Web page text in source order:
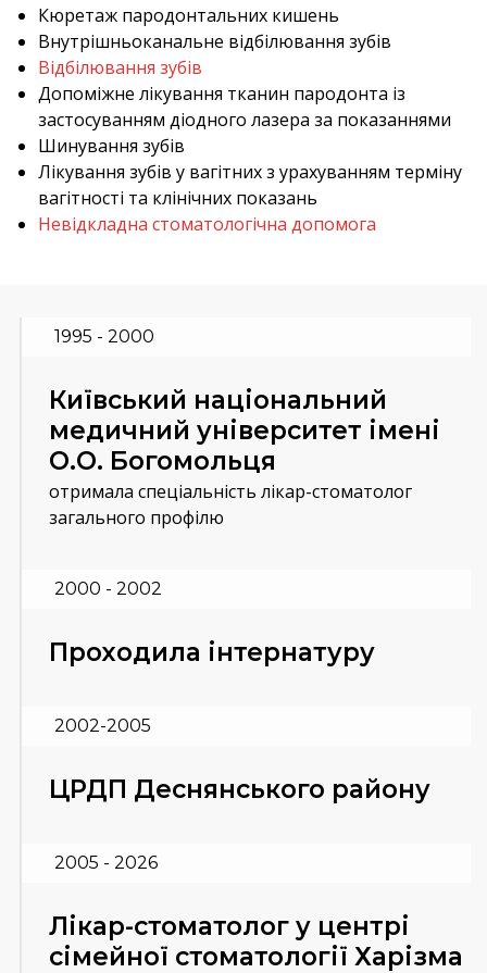
Кюретаж пародонтальних кишень
Внутрішньоканальне відбілювання зубів
Відбілювання зубів
Допоміжне лікування тканин пародонта із
застосуванням діодного лазера за показаннями
Шинування зубів
Лікування зубів у вагітних з урахуванням терміну
вагітності та клінічних показань
Невідкладна стоматологічна допомога
1995 - 2000
Київський національний
медичний університет імені
О.О. Богомольця
отримала спеціальність лікар-стоматолог
загального профілю
2000 - 2002
Проходила інтернатуру
2002-2005
ЦРДП Деснянського району
2005 - 2026
Лікар-стоматолог у центрі
сімейної стоматології Харізма